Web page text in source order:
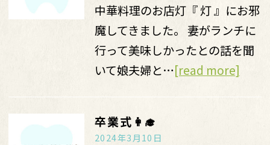
中華料理のお店灯『 灯 』にお邪
魔してきました。 妻がランチに
行って美味しかったとの話を聞
いて娘夫婦と…[read more]
卒業式👩‍🎓
2024年3月10日